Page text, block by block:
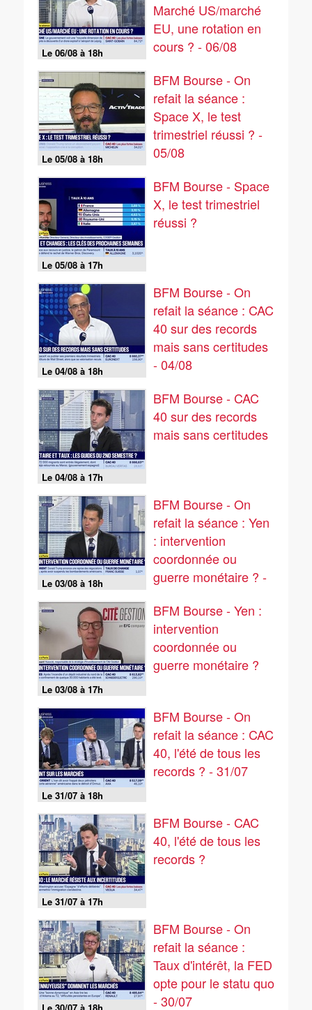
Le 06/08 à 18h
Marché US/marché
EU, une rotation en
cours ? - 06/08
Le 05/08 à 18h
BFM Bourse - On
refait la séance :
Space X, le test
trimestriel réussi ? -
05/08
Le 05/08 à 17h
BFM Bourse - Space
X, le test trimestriel
réussi ?
Le 04/08 à 18h
BFM Bourse - On
refait la séance : CAC
40 sur des records
mais sans certitudes
- 04/08
Le 04/08 à 17h
BFM Bourse - CAC
40 sur des records
mais sans certitudes
Le 03/08 à 18h
BFM Bourse - On
refait la séance : Yen
: intervention
coordonnée ou
guerre monétaire ? -
Le 03/08 à 17h
BFM Bourse - Yen :
intervention
coordonnée ou
guerre monétaire ?
Le 31/07 à 18h
BFM Bourse - On
refait la séance : CAC
40, l'été de tous les
records ? - 31/07
Le 31/07 à 17h
BFM Bourse - CAC
40, l'été de tous les
records ?
BFM Bourse - On
refait la séance :
Taux d'intérêt, la FED
opte pour le statu quo
- 30/07